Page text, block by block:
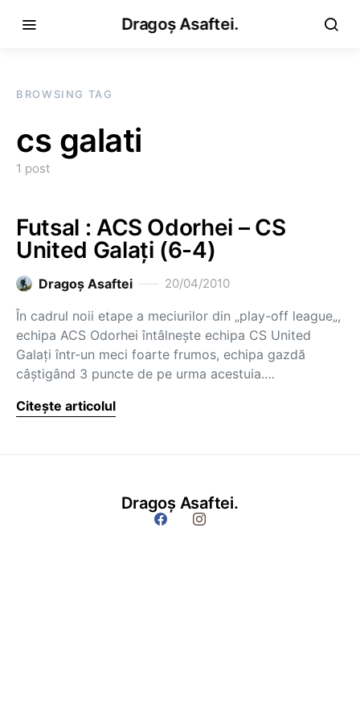
Dragoș Asaftei.
BROWSING TAG
cs galati
1 post
Futsal : ACS Odorhei – CS
United Galaţi (6-4)
Dragoş Asaftei 20/04/2010
În cadrul noii etape a meciurilor din „play-off league„,
echipa ACS Odorhei întâlneşte echipa CS United
Galaţi într-un meci foarte frumos, echipa gazdă
câştigând 3 puncte de pe urma acestuia.…
Citește articolul
Dragoș Asaftei.